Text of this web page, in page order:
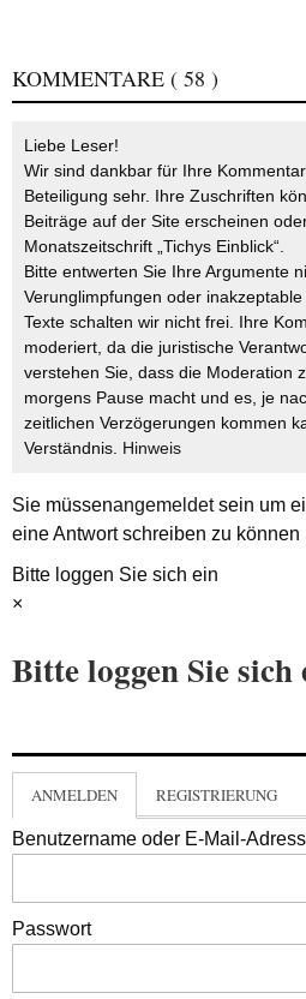
KOMMENTARE ( 58 )
Liebe Leser!
Wir sind dankbar für Ihre
Beteiligung sehr. Ihre Zuschriften
Beiträge auf der Site erscheinen
Monatszeitschrift „Tichys Einblick“.
Bitte entwerten Sie Ihre Argumente
Verunglimpfungen oder
Texte schalten wir nicht frei. Ihre
moderiert, da die juristische
verstehen Sie, dass die Moderation
morgens Pause macht und es, je
zeitlichen Verzögerungen kommen
Verständnis. Hinweis
Sie müssenangemeldetsein um
eine Antwort schreiben zu können
Bitte loggen Sie sich ein
×
Bitte loggen Sie sich
ANMELDEN REGISTRIERUNG
Benutzername oder E-Mail-
Passwort